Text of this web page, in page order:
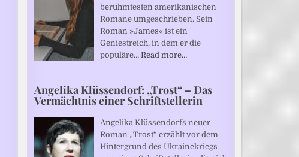
berühmtesten amerikanischen
Romane umgeschrieben. Sein
Roman »James« ist ein
Geniestreich, in dem er die
populäre… Read more…
Angelika Klüssendorf: „Trost“ – Das
Vermächtnis einer Schriftstellerin
Angelika Klüssendorfs neuer
Roman „Trost“ erzählt vor dem
Hintergrund des Ukrainekriegs